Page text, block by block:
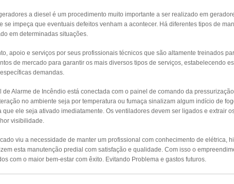
a diesel é um procedimento muito importante a ser realizado em
se impeça que eventuais defeitos venham a acontecer. Há diferentes tipos de
em determinadas situações.
apoio e serviços por seus profissionais técnicos que são altamente treinados
de mercado para garantir os mais diversos tipos de serviços, estabelecendo
demandas.
de Alarme de Incêndio está conectada com o painel de comando da
no ambiente seja por temperatura ou fumaça sinalizam algum indício de
ele seja ativado imediatamente. Os ventiladores devem ser ligados e extrair
visibilidade.
viu a necessidade de manter um profissional com conhecimento de elétrica,
esta manutenção predial com satisfação e qualidade. Com isso o
com o maior bem-estar com êxito. Evitando Problema e gastos futuros.